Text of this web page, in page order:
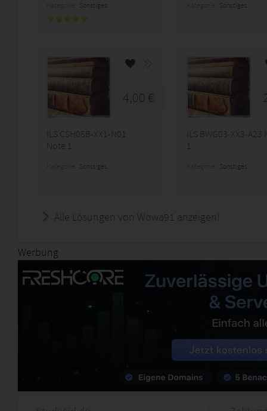
Sonstiges Sonstiges
4,00 €
ILS CSH05B-XX1-N01
Note 1
Sonstiges
ILS BWG03-XX3-A23
1
Sonstiges
Alle Lösungen von Wowa91 anzeigen!
Werbung